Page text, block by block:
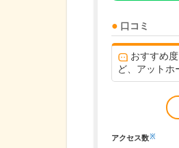
口コミ
おすすめ
ど、アットホ
アクセス数※